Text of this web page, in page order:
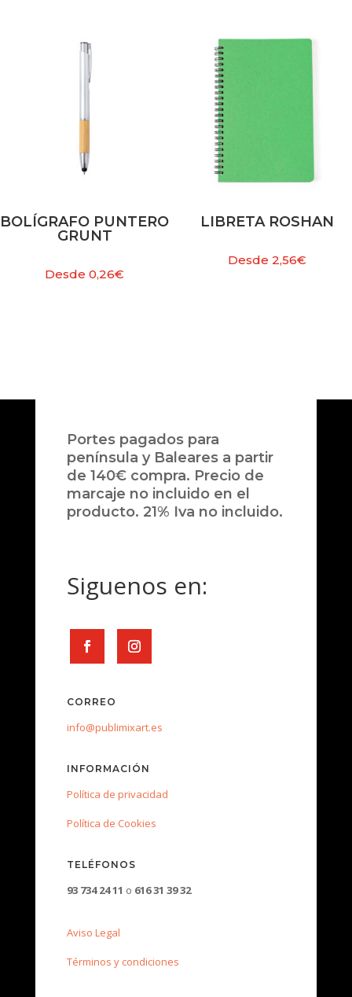
BOLÍGRAFO PUNTERO
GRUNT
Desde0,26€
LIBRETA ROSHAN
Desde2,56€
Portes pagados para
península y Baleares a partir
de 140€ compra. Precio de
marcaje no incluido en el
producto. 21% Iva no incluido.
Siguenos en:
CORREO
info@publimixart.es
INFORMACIÓN
Política de privacidad
Política de Cookies
TELÉFONOS
93 734 24 11 o 616 31 39 32
Aviso Legal
Términos y condiciones